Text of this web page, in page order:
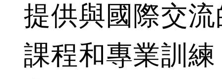
提供與國際交
課程和專業訓